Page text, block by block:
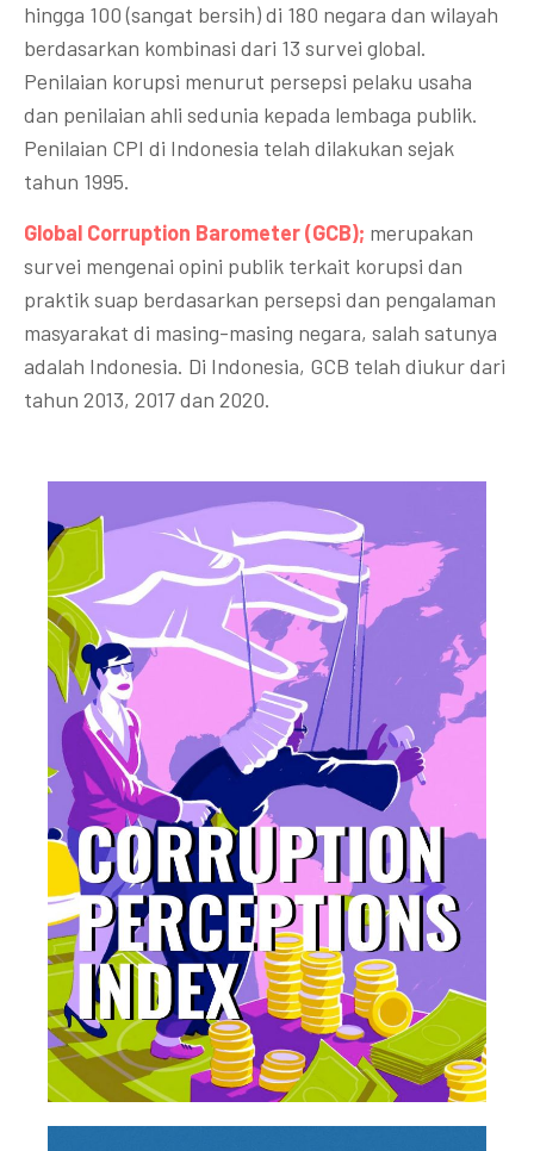
hingga 100 (sangat bersih) di 180 negara dan wilayah
berdasarkan kombinasi dari 13 survei global.
Penilaian korupsi menurut persepsi pelaku usaha
dan penilaian ahli sedunia kepada lembaga publik.
Penilaian CPI di Indonesia telah dilakukan sejak
tahun 1995.
Global Corruption Barometer (GCB); merupakan
survei mengenai opini publik terkait korupsi dan
praktik suap berdasarkan persepsi dan pengalaman
masyarakat di masing-masing negara, salah satunya
adalah Indonesia. Di Indonesia, GCB telah diukur dari
tahun 2013, 2017 dan 2020.